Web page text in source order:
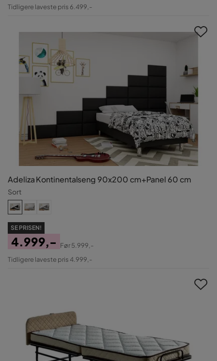
Tidligere laveste pris 6.499,-
Adeliza Kontinentalseng 90x200 cm+Panel 60 cm
Sort
SE PRISEN!
Pris
4.999,-
Original
Før5.999,-
Tidligere laveste pris 4.999,-